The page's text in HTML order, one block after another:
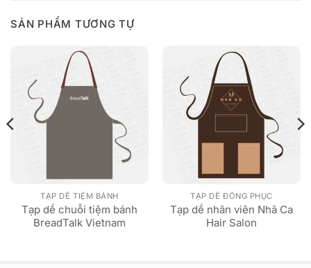
SẢN PHẨM TƯƠNG TỰ
TẠP DỀ TIỆM BÁNH
Tạp dề chuỗi tiệm bánh
BreadTalk Vietnam
TẠP DỀ ĐỒNG PHỤC
Tạp dề nhân viên Nhã Ca
Hair Salon